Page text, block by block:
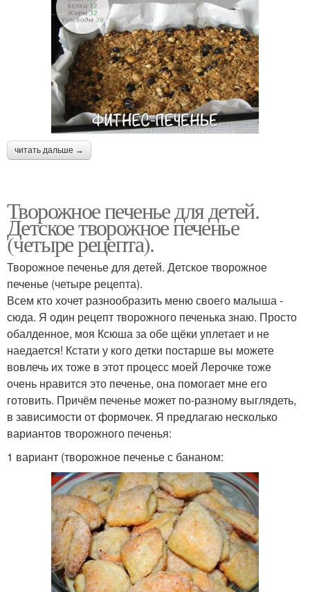
читать дальше →
Творожное печенье для детей.
Детское творожное печенье
(четыре рецепта).
Творожное печенье для детей. Детское творожное
печенье (четыре рецепта).
Всем кто хочет разнообразить меню своего малыша -
сюда. Я один рецепт творожного печенька знаю. Просто
обалденное, моя Ксюша за обе щёки уплетает и не
наедается! Кстати у кого детки постарше вы можете
вовлечь их тоже в этот процесс моей Лерочке тоже
очень нравится это печенье, она помогает мне его
готовить. Причём печенье может по-разному выглядеть,
в зависимости от формочек. Я предлагаю несколько
вариантов творожного печенья:
1 вариант (творожное печенье с бананом: